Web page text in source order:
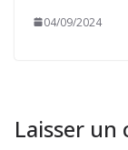
04/09/2024
Laisser